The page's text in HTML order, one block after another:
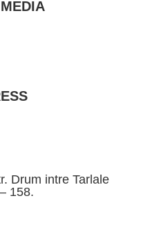
Drum intre Tarlale
158.